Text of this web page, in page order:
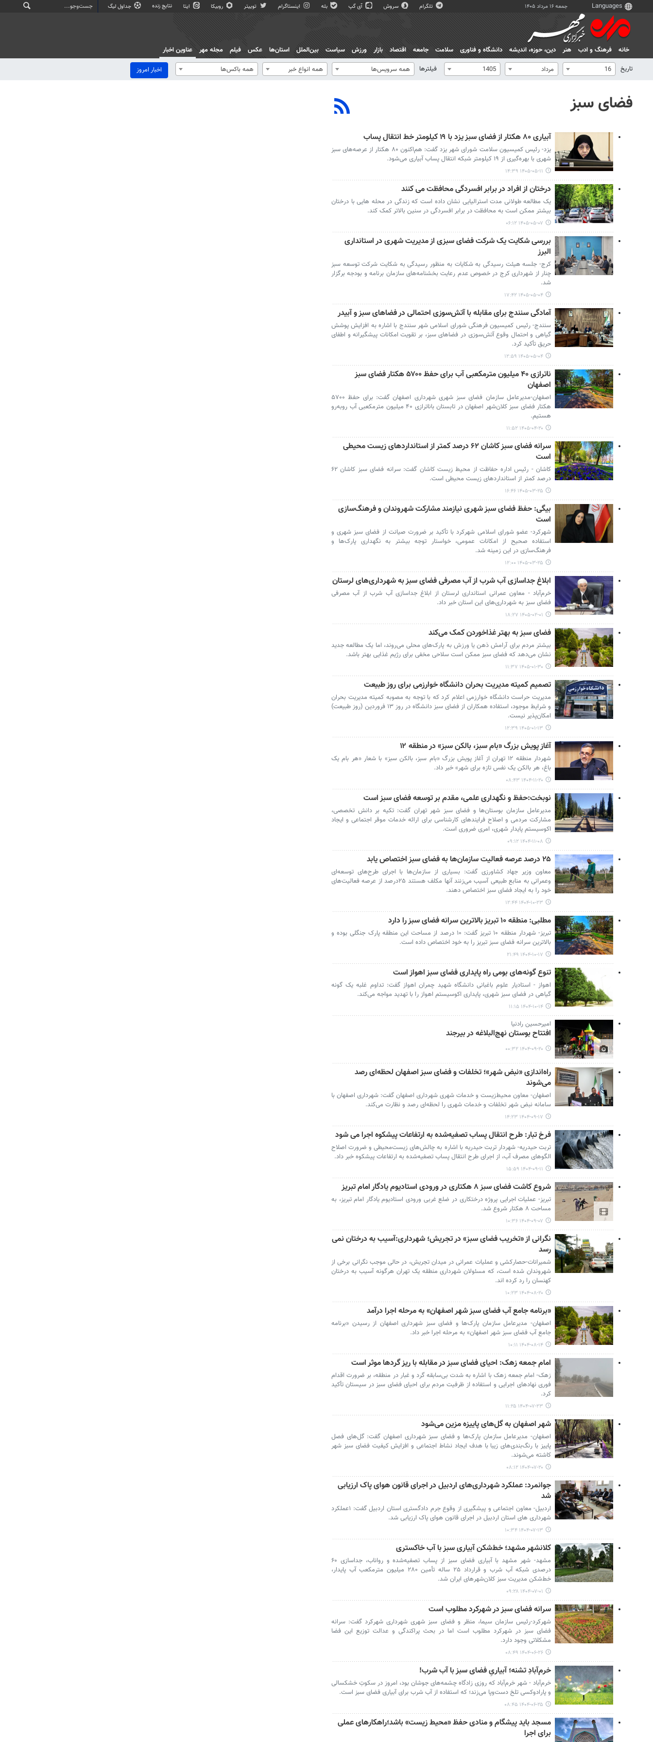
جمعه ۱۶ مرداد ۱۴۰۵ تلگرام سروش آی گپ بله اینستاگرام توییتر روبیکا ایتا نتایج زنده جداول لیگ
خانه فرهنگ و ادب هنر دين، حوزه، انديشه دانشگاه و فناوری سلامت جامعه اقتصاد بازار ورزش سیاست بین‌الملل استان‌ها عکس فیلم مجله مهر
عناوین اخبار
تاریخ
16 مرداد 1405 فیلترها همه سرویس‌ها همه انواع خبر همه باکس‌ها اخبار امروز
فضای سبز
آبیاری ۸۰ هکتار از فضای سبز یزد با ۱۹ کیلومتر خط انتقال پساب
یزد- رئیس کمیسیون سلامت شورای شهر یزد گفت: هم‌اکنون ۸۰ هکتار از عرصه‌های سبز
شهری با بهره‌گیری از ۱۹ کیلومتر شبکه انتقال پساب آبیاری می‌شود.
۱۴۰۵-۰۵-۱۱ ۱۴:۳۹
درختان از افراد در برابر افسردگی محافظت می کنند
یک مطالعه طولانی مدت استرالیایی نشان داده است که زندگی در محله هایی با درختان
بیشتر ممکن است به محافظت در برابر افسردگی در سنین بالاتر کمک کند.
۱۴۰۵-۰۵-۰۷ ۰۶:۱۲
بررسی شکایت یک شرکت فضای سبزی از مدیریت شهری در استانداری
البرز
کرج- جلسه هیئت رسیدگی به شکایات به منظور رسیدگی به شکایت شرکت توسعه سبز
چنار از شهرداری کرج در خصوص عدم رعایت بخشنامه‌های سازمان برنامه و بودجه برگزار
شد.
۱۴۰۵-۰۵-۰۴ ۱۷:۴۲
آمادگی سنندج برای مقابله با آتش‌سوزی احتمالی در فضاهای سبز و آبیدر
سنندج- رئیس کمیسیون فرهنگی شورای اسلامی شهر سنندج با اشاره به افزایش پوشش
گیاهی و احتمال وقوع آتش‌سوزی در فضاهای سبز، بر تقویت امکانات پیشگیرانه و اطفای
حریق تأکید کرد.
۱۴۰۵-۰۵-۰۴ ۱۲:۵۹
ناترازی ۴۰ میلیون مترمکعبی آب برای حفظ ۵۷۰۰ هکتار فضای سبز
اصفهان
اصفهان-مدیرعامل سازمان فضای سبز شهری شهرداری اصفهان گفت: برای حفظ ۵۷۰۰
هکتار فضای سبز کلان‌شهر اصفهان در تابستان باناترازی ۴۰ میلیون مترمکعبی آب روبه‌رو
هستیم.
۱۴۰۵-۰۴-۲۰ ۱۱:۵۲
سرانه فضای سبز کاشان ۶۲ درصد کمتر از استانداردهای زیست محیطی
است
کاشان - رئیس اداره حفاظت از محیط زیست کاشان گفت: سرانه فضای سبز کاشان ۶۲
درصد کمتر از استانداردهای زیست محیطی است.
۱۴۰۵-۰۳-۲۵ ۱۶:۴۶
بیگی: حفظ فضای سبز شهری نیازمند مشارکت شهروندان و فرهنگ‌سازی
است
شهرکرد- عضو شورای اسلامی شهرکرد با تأکید بر ضرورت صیانت از فضای سبز شهری و
استفاده صحیح از امکانات عمومی، خواستار توجه بیشتر به نگهداری پارک‌ها و
فرهنگ‌سازی در این زمینه شد.
۱۴۰۵-۰۳-۲۵ ۱۲:۰۰
ابلاغ جداسازی آب شرب از آب مصرفی فضای سبز به شهرداری‌های لرستان
خرم‌آباد - معاون عمرانی استانداری لرستان از ابلاغ جداسازی آب شرب از آب مصرفی
فضای سبز به شهرداری‌های این استان خبر داد.
۱۴۰۵-۰۲-۰۱ ۱۸:۲۷
فضای سبز به بهتر غذاخوردن کمک می‌کند
بیشتر مردم برای آرامش ذهن یا ورزش به پارک‌های محلی می‌روند، اما یک مطالعه جدید
نشان می‌دهد که فضای سبز ممکن است سلاحی مخفی برای رژیم غذایی بهتر باشد.
۱۴۰۵-۰۱-۳۰ ۱۱:۳۷
تصمیم کمیته مدیریت بحران دانشگاه خوارزمی برای روز طبیعت
مدیریت حراست دانشگاه خوارزمی اعلام کرد که با توجه به مصوبه کمیته مدیریت بحران
و شرایط موجود، استفاده همکاران از فضای سبز دانشگاه در روز ۱۳ فروردین (روز طبیعت)
امکان‌پذیر نیست.
۱۴۰۵-۰۱-۱۳ ۱۲:۳۹
آغاز پویش بزرگ «بام سبز، بالکن سبز» در منطقه ۱۲
شهردار منطقه ۱۲ تهران از آغاز پویش بزرگ «بام سبز، بالکن سبز» با شعار «هر بام یک
باغ، هر بالکن یک نفس تازه برای شهر» خبر داد.
۱۴۰۴-۱۱-۲۰ ۰۸:۴۳
نوبخت:حفظ و نگهداری علمی، مقدم بر توسعه فضای سبز است
مدیرعامل سازمان بوستان‌ها و فضای سبز شهر تهران گفت: تکیه بر دانش تخصصی،
مشارکت مردمی و اصلاح فرایندهای کارشناسی برای ارائه خدمات موقر اجتماعی و ایجاد
اکوسیستم پایدار شهری، امری ضروری است.
۱۴۰۴-۱۱-۰۸ ۰۹:۱۲
۲۵ درصد عرصه فعالیت سازمان‌ها به فضای سبز اختصاص یابد
معاون وزیر جهاد کشاورزی گفت: بسیاری از سازمان‌ها با اجرای طرح‌های توسعه‌ای
وعمرانی به منابع طبیعی آسیب می‌زنند آنها مکلف هستند ۲۵درصد از عرصه فعالیت‌های
خود را به ایجاد فضای سبز اختصاص دهند.
۱۴۰۴-۱۰-۲۳ ۱۲:۴۴
مطلبی: منطقه ۱۰ تبریز بالاترین سرانه فضای سبز را دارد
تبریز- شهردار منطقه ۱۰ تبریز گفت: ۱۰ درصد از مساحت این منطقه پارک جنگلی بوده و
بالاترین سرانه فضای سبز تبریز را به خود اختصاص داده است.
۱۴۰۴-۱۰-۱۷ ۲۱:۴۹
تنوع‌ گونه‌های بومی راه پایداری فضای سبز اهواز است
اهواز - استادیار علوم باغبانی دانشگاه شهید چمران اهواز گفت: تداوم غلبه یک گونه
گیاهی در فضای سبز شهری، پایداری اکوسیستم اهواز را با تهدید مواجه می‌کند.
۱۴۰۴-۱۰-۱۴ ۱۱:۱۵
امیرحسین رادنیا
افتتاح بوستان نهج‌البلاغه در بیرجند
۱۴۰۴-۰۹-۲۰ ۰۰:۳۲
راه‌اندازی «نبض شهر»؛ تخلفات و فضای سبز اصفهان لحظه‌ای رصد
می‌شوند
اصفهان- معاون محیط‌زیست و خدمات شهری شهرداری اصفهان گفت: شهرداری اصفهان با
سامانه نبض شهر تخلفات و خدمات شهری را لحظه‌ای رصد و نظارت می‌کند.
۱۴۰۴-۰۹-۱۷ ۱۴:۲۳
فرخ تبار: طرح انتقال پساب تصفیه‌شده به ارتفاعات پیشکوه اجرا می شود
تربت حیدریه- شهردار تربت حیدریه با اشاره به چالش‌های زیست‌محیطی و ضرورت اصلاح
الگوهای مصرف آب، از اجرای طرح انتقال پساب تصفیه‌شده به ارتفاعات پیشکوه خبر داد.
۱۴۰۴-۰۹-۱۱ ۱۵:۵۹
شروع کاشت فضای سبز ۸ هکتاری در ورودی استادیوم یادگار امام تبریز
تبریز- عملیات اجرایی پروژه درختکاری در ضلع غربی ورودی استادیوم یادگار امام تبریز، به
مساحت ۸ هکتار شروع شد.
۱۴۰۴-۰۹-۰۷ ۱۰:۳۶
نگرانی از «تخریب فضای سبز» در تجریش؛ شهرداری:آسیب به درختان نمی
رسد
شمیرانات-حصارکشی و عملیات عمرانی در میدان تجریش، در حالی موجب نگرانی برخی از
شهروندان شده است، که مسئولان شهرداری منطقه یک تهران هرگونه آسیب به درختان
کهنسان را رد کرده اند.
۱۴۰۴-۰۸-۲۰ ۱۰:۲۳
«برنامه جامع آب فضای سبز شهر اصفهان» به مرحله اجرا درآمد
اصفهان- مدیرعامل سازمان پارک‌ها و فضای سبز شهرداری اصفهان از رسیدن «برنامه
جامع آب فضای سبز شهر اصفهان» به مرحله اجرا خبر داد.
۱۴۰۴-۰۸-۱۴ ۱۰:۱۱
امام جمعه زهک: احیای فضای سبز در مقابله با ریز گردها موثر است
زهک- امام جمعه زهک با اشاره به شدت بی‌سابقه‌ گرد و غبار در منطقه، بر ضرورت اقدام
فوری نهادهای اجرایی و استفاده از ظرفیت مردم برای احیای فضای سبز در سیستان تأکید
کرد.
۱۴۰۴-۰۷-۲۳ ۱۱:۲۵
شهر اصفهان به گل‌های پاییزه مزین می‌شود
اصفهان- مدیرعامل سازمان پارک‌ها و فضای سبز شهرداری اصفهان گفت: گل‌های فصل
پاییز با رنگ‌بندی‌های زیبا با هدف ایجاد نشاط اجتماعی و افزایش کیفیت فضای سبز شهر
کاشته می‌شوند.
۱۴۰۴-۰۷-۲۰ ۰۸:۱۲
جوانمرد: عملکرد شهرداری‌های اردبیل در اجرای قانون هوای پاک ارزیابی
شد
اردبیل- معاون اجتماعی و پیشگیری از وقوع جرم دادگستری استان اردبیل گفت: ۱عملکرد
شهرداری های استان اردبیل در اجرای قانون هوای پاک ارزیابی شد.
۱۴۰۴-۰۷-۱۳ ۱۰:۳۴
کلانشهر مشهد؛ خط‌شکن آبیاری سبز با آب خاکستری
مشهد- شهر مشهد با آبیاری فضای سبز از پساب تصفیه‌شده و رواناب، جداسازی ۶۰
درصدی شبکه آب شرب و قرارداد ۲۵ ساله تأمین ۲۸۰ میلیون مترمکعب آب پایدار،
خط‌شکن مدیریت سبز کلان‌شهرهای ایران شد.
۱۴۰۴-۰۷-۰۱ ۰۹:۲۸
سرانه فضای سبز در شهرکرد مطلوب است
شهرکرد-رئیس سازمان سیما، منظر و فضای سبز شهری شهرداری شهرکرد گفت: سرانه
فضای سبز در شهرکرد مطلوب است اما در بحث پراکندگی و عدالت توزیع این فضا
مشکلاتی وجود دارد.
۱۴۰۴-۰۶-۲۶ ۰۸:۴۹
خرم‌آبادِ تشنه؛ آبیاریِ فضای سبز با آب شرب!
خرم‌آباد - شهر خرم‌آباد که روزی زادگاه چشمه‌های جوشان بود، امروز در سکوتِ خشکسالی
و پارادوکسی تلخ دست‌وپا می‌زند؛ که استفاده از آب شرب برای آبیاری فضای سبز است.
۱۴۰۴-۰۶-۲۵ ۰۸:۴۵
مسجد باید پیشگام و منادی حفظ «محیط زیست» باشد؛راهکارهای عملی
برای اجرا